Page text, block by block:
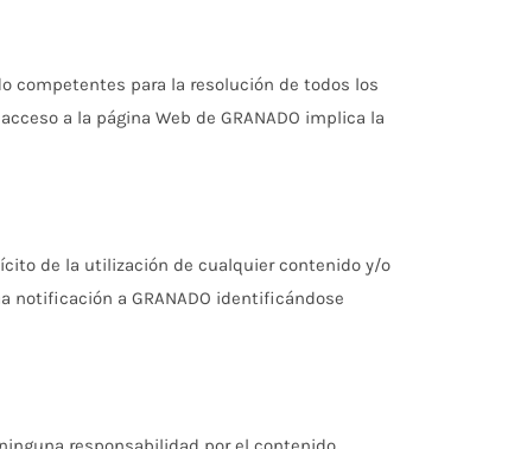
competentes para la resolución de todos los
a la página Web de GRANADO implica la
de la utilización de cualquier contenido y/o
notificación a GRANADO identificándose